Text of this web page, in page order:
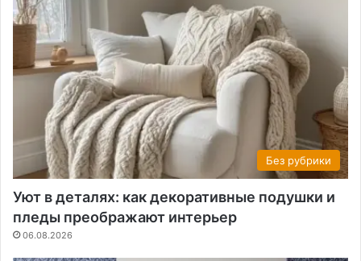
Без рубрики
Уют в деталях: как декоративные подушки и
пледы преображают интерьер
06.08.2026